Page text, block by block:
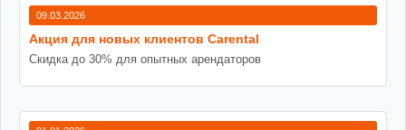
09.03.2026
Акция для новых клиентов Carental
Скидка до 30% для опытных арендаторов